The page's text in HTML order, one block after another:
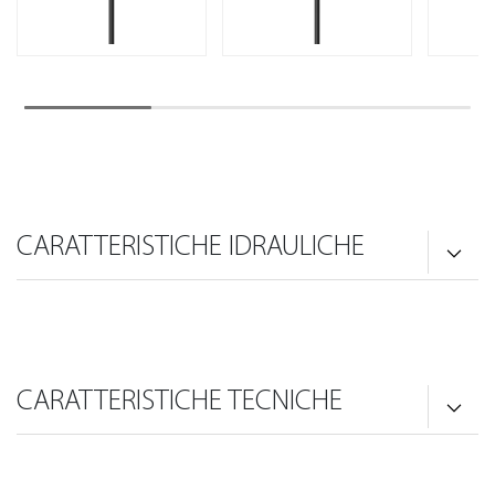
CARATTERISTICHE IDRAULICHE
CARATTERISTICHE TECNICHE